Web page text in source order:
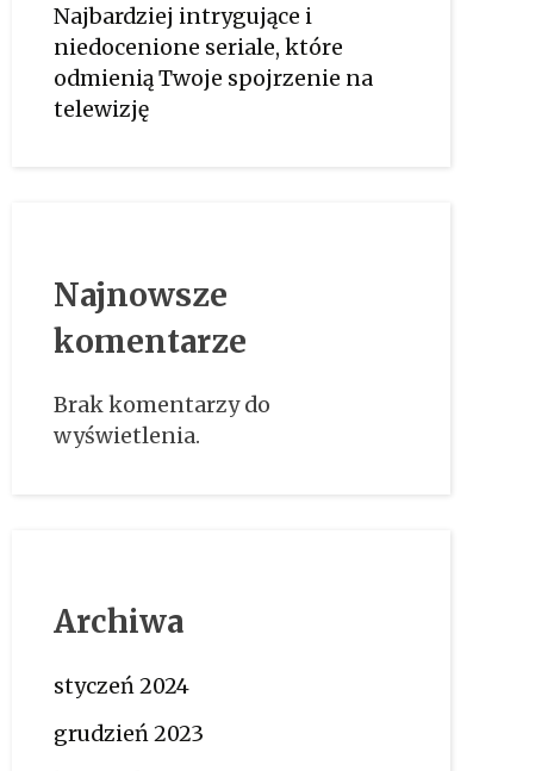
Najbardziej intrygujące i
niedocenione seriale, które
odmienią Twoje spojrzenie na
telewizję
Najnowsze
komentarze
Brak komentarzy do
wyświetlenia.
Archiwa
styczeń 2024
grudzień 2023